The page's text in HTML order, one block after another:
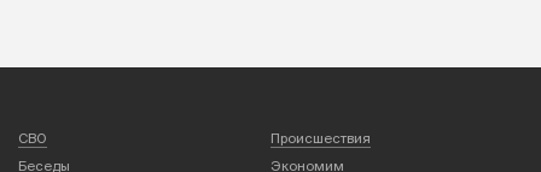
СВО
Происшествия
Беседы
Экономим